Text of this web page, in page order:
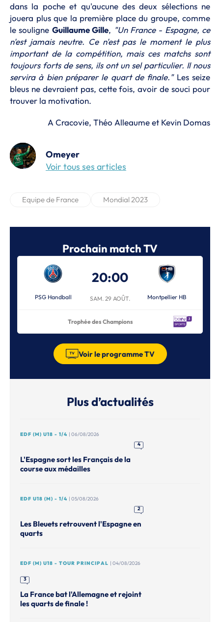
dans la poche et qu'aucune des deux sélections ne
jouera plus que la première place du groupe, comme
le souligne Guillaume Gille, "Un France - Espagne, ce
n'est jamais neutre. Ce n'est pas le moment le plus
important de la compétition, mais ces matchs sont
toujours forts de sens, ils ont un sel particulier. Il nous
servira à bien préparer le quart de finale." Les seize
bleus ne devraient pas, cette fois, avoir de souci pour
trouver la motivation.
A Cracovie, Théo Alleaume et Kevin Domas
Omeyer
Voir tous ses articles
Equipe de France Mondial 2023
Prochain match TV
PSG Handball
20:00
SAM. 29 AOÛT. Montpellier HB
Trophée des Champions
Voir le programme TV
Plus d’actualités
EDF (M) U18 - 1/4 | 06/08/2026
4
L'Espagne sort les Français de la
course aux médailles
EDF U18 (M) - 1/4 | 05/08/2026
2
Les Bleuets retrouvent l'Espagne en
quarts
EDF (M) U18 - TOUR PRINCIPAL | 04/08/2026
3
La France bat l'Allemagne et rejoint
les quarts de finale !